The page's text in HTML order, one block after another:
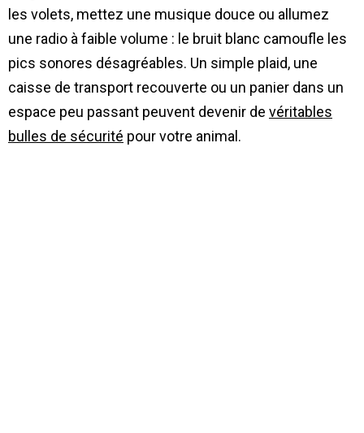
les volets, mettez une musique douce ou allumez
une radio à faible volume : le bruit blanc camoufle les
pics sonores désagréables. Un simple plaid, une
caisse de transport recouverte ou un panier dans un
espace peu passant peuvent devenir de véritables
bulles de sécurité pour votre animal.